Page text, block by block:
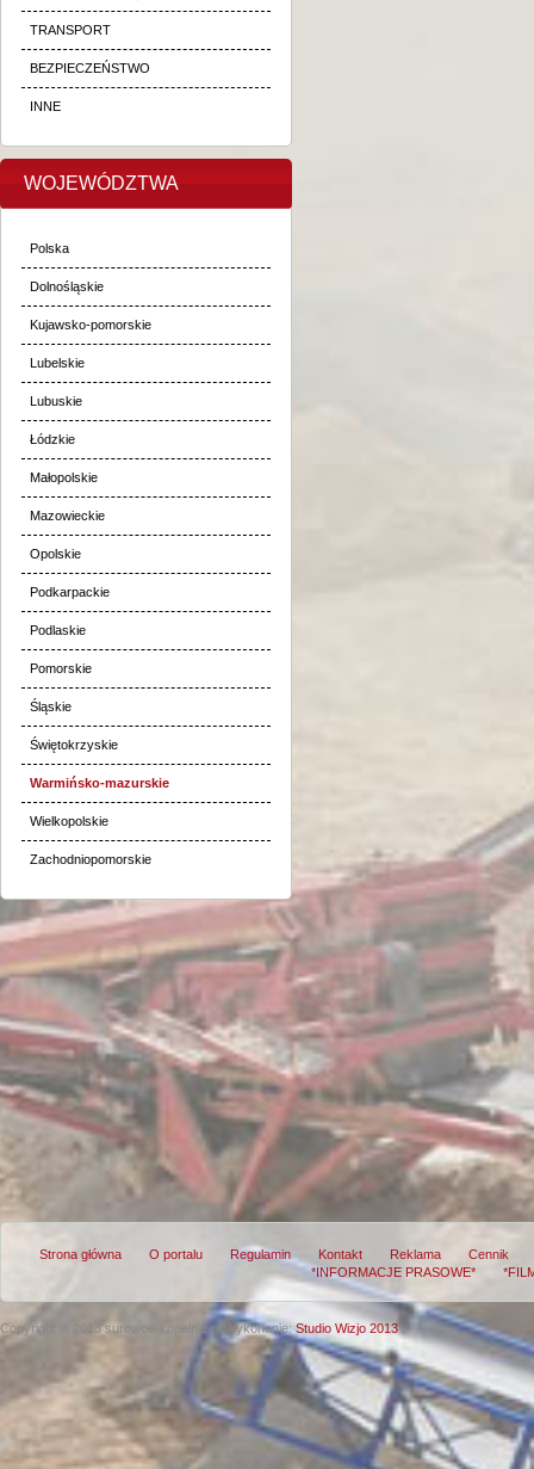
TRANSPORT
BEZPIECZEŃSTWO
INNE
WOJEWÓDZTWA
Polska
Dolnośląskie
Kujawsko-pomorskie
Lubelskie
Lubuskie
Łódzkie
Małopolskie
Mazowieckie
Opolskie
Podkarpackie
Podlaskie
Pomorskie
Śląskie
Świętokrzyskie
Warmińsko-mazurskie
Wielkopolskie
Zachodniopomorskie
Strona główna O portalu Regulamin Kontakt Reklama
Cennik
*INFORMACJE PRASOWE*
Copyright © 2013 surowce-kopalnie.plWykonanie:Studio Wizjo 2013